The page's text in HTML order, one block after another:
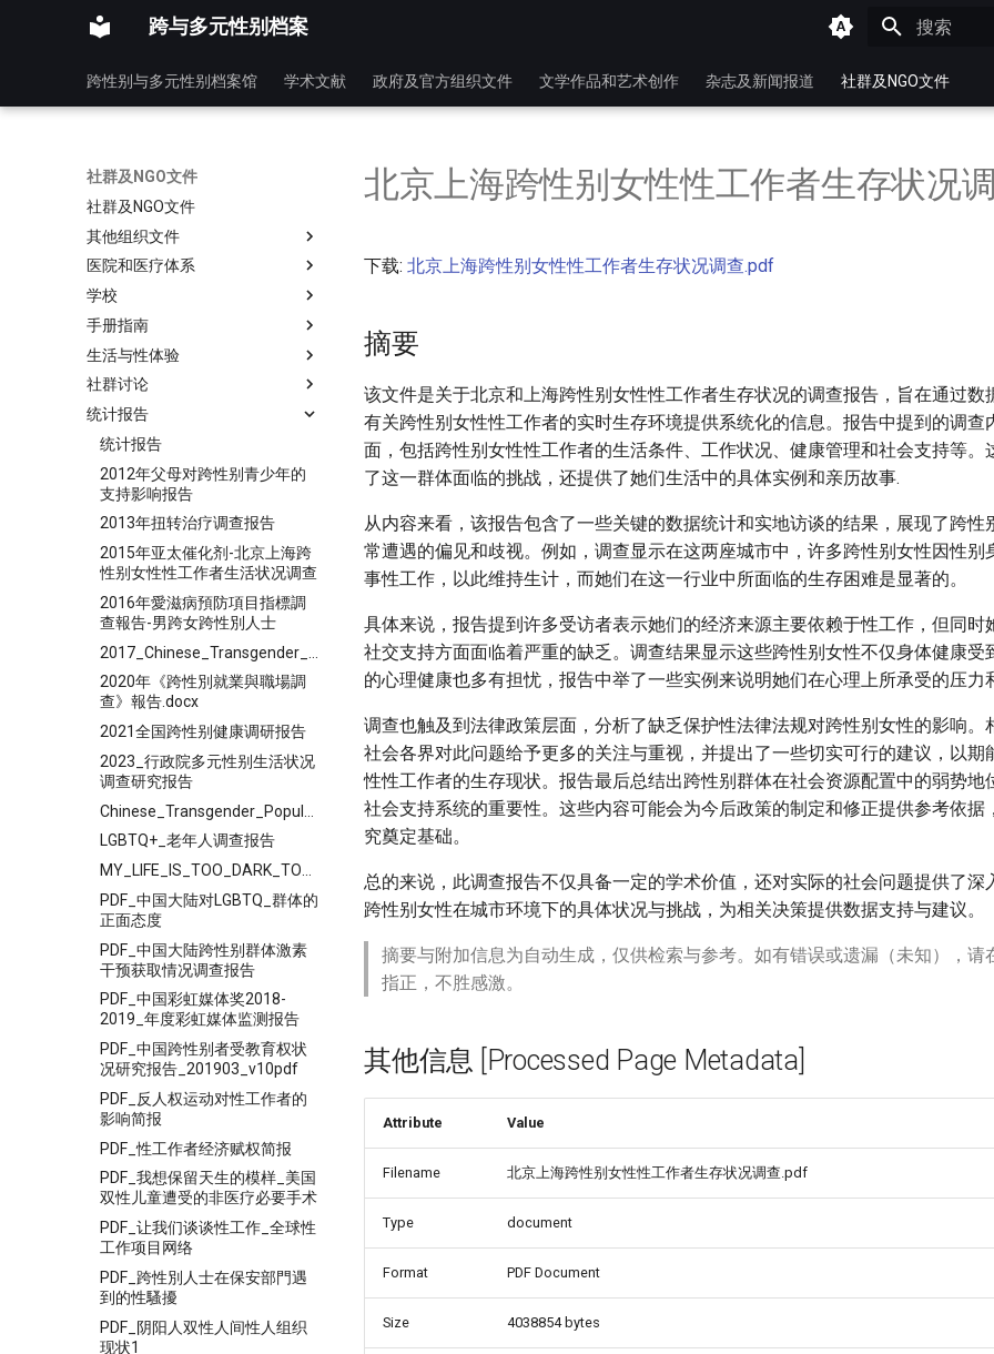
跨与多元性别档案
跨性别与多元性别档案馆 学术文献 政府及官方组织文件 文学作品和艺术创作 杂志及新闻报道 社群及NGO文件
社群及NGO文件
社群及NGO文件
其他组织文件
医院和医疗体系
学校
手册指南
生活与性体验
社群讨论
统计报告
统计报告
2012年父母对跨性别青少年的
支持影响报告
2013年扭转治疗调查报告
2015年亚太催化剂-北京上海跨
性别女性性工作者生活状况调查
2016年愛滋病預防項目指標調
查報告-男跨女跨性別人士
2020年《跨性別就業與職場調
查》報告.docx
2021全国跨性别健康调研报告
2023_行政院多元性别生活状况
调查研究报告
LGBTQ+_老年人调查报告
PDF_中国大陆对LGBTQ_群体的
正面态度
PDF_中国大陆跨性别群体激素
干预获取情况调查报告
PDF_中国彩虹媒体奖2018-
2019_年度彩虹媒体监测报告
PDF_中国跨性别者受教育权状
况研究报告_201903_v10pdf
PDF_反人权运动对性工作者的
影响简报
PDF_性工作者经济赋权简报
PDF_我想保留天生的模样_美国
双性儿童遭受的非医疗必要手术
PDF_让我们谈谈性工作_全球性
工作项目网络
PDF_跨性別人士在保安部門遇
到的性騷擾
PDF_阴阳人双性人间性人组织
现状1
北京上海跨性别女性性工作者生存状况
下载: 北京上海跨性别女性性工作者生存状况调查.pdf
摘要
该文件是关于北京和上海跨性别女性性工作者生存状况的调查报告，旨在通过数
有关跨性别女性性工作者的实时生存环境提供系统化的信息。报告中提到的调查
面，包括跨性别女性性工作者的生活条件、工作状况、健康管理和社会支持等。
了这一群体面临的挑战，还提供了她们生活中的具体实例和亲历故事.
从内容来看，该报告包含了一些关键的数据统计和实地访谈的结果，展现了跨性
常遭遇的偏见和歧视。例如，调查显示在这两座城市中，许多跨性别女性因性别
事性工作，以此维持生计，而她们在这一行业中所面临的生存困难是显著的。
具体来说，报告提到许多受访者表示她们的经济来源主要依赖于性工作，但同时
社交支持方面面临着严重的缺乏。调查结果显示这些跨性别女性不仅身体健康受
的心理健康也多有担忧，报告中举了一些实例来说明她们在心理上所承受的压力
调查也触及到法律政策层面，分析了缺乏保护性法律法规对跨性别女性的影响。
社会各界对此问题给予更多的关注与重视，并提出了一些切实可行的建议，以期
性性工作者的生存现状。报告最后总结出跨性别群体在社会资源配置中的弱势地
社会支持系统的重要性。这些内容可能会为今后政策的制定和修正提供参考依据
究奠定基础。
总的来说，此调查报告不仅具备一定的学术价值，还对实际的社会问题提供了深
跨性别女性在城市环境下的具体状况与挑战，为相关决策提供数据支持与建议。
摘要与附加信息为自动生成，仅供检索与参考。如有错误或遗漏（未知），请
指正，不胜感激。
其他信息 [Processed Page Metadata]
Attribute Value
Filename 北京上海跨性别女性性工作者生存状况调查.pdf
Type document
Format PDF Document
Size 4038854 bytes